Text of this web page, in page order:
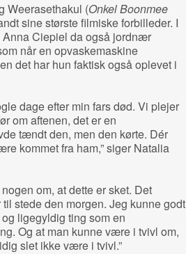
Weerasethakul (Onkel Boonmee
sine største filmiske forbilleder. I
Ciepiel da også jordnær
når en opvaskemaskine
det har hun faktisk også oplevet i
dage efter min fars død. Vi plejer
om aftenen, det er en
tændt den, men den kørte. Dér
kommet fra ham,” siger Natalia
om, at dette er sket. Det
stede den morgen. Jeg kunne godt
ligegyldig ting som en
Og at man kunne være i tvivl om,
slet ikke være i tvivl.”